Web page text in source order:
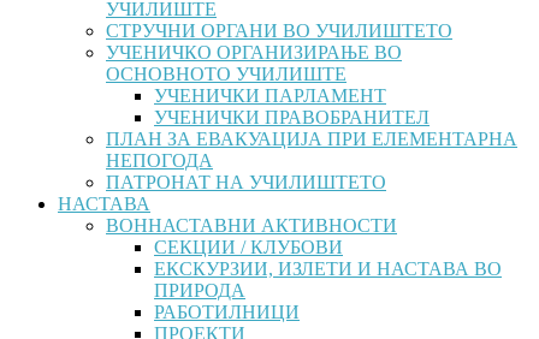
УЧИЛИШТЕ
СТРУЧНИ ОРГАНИ ВО УЧИЛИШТЕТО
УЧЕНИЧКО ОРГАНИЗИРАЊЕ ВО
ОСНОВНОТО УЧИЛИШТЕ
УЧЕНИЧКИ ПАРЛАМЕНТ
УЧЕНИЧКИ ПРАВОБРАНИТЕЛ
ПЛАН ЗА ЕВАКУАЦИЈА ПРИ ЕЛЕМЕНТАРНА
НЕПОГОДА
ПАТРОНАТ НА УЧИЛИШТЕТО
НАСТАВА
ВОННАСТАВНИ АКТИВНОСТИ
СЕКЦИИ / КЛУБОВИ
ЕКСКУРЗИИ, ИЗЛЕТИ И НАСТАВА ВО
ПРИРОДА
РАБОТИЛНИЦИ
ПРОЕКТИ